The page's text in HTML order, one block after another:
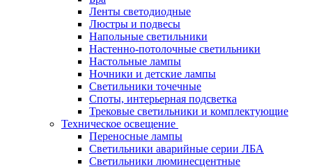
Ленты светодиодные
Люстры и подвесы
Напольные светильники
Настенно-потолочные светильники
Настольные лампы
Ночники и детские лампы
Светильники точечные
Споты, интерьерная подсветка
Трековые светильники и комплектующие
Техническое освещение
Переносные лампы
Светильники аварийные серии ЛБА
Светильники люминесцентные